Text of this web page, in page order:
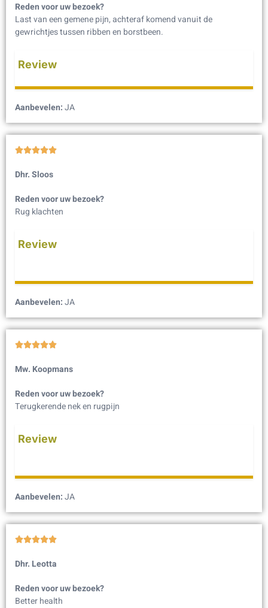
Reden voor uw bezoek?
Last van een gemene pijn, achteraf komend vanuit de
gewrichtjes tussen ribben en borstbeen.
Review
Aanbevelen:JA

Dhr. Sloos
Reden voor uw bezoek?
Rug klachten
Review
Aanbevelen:JA

Mw. Koopmans
Reden voor uw bezoek?
Terugkerende nek en rugpijn
Review
Aanbevelen:JA

Dhr. Leotta
Reden voor uw bezoek?
Better health